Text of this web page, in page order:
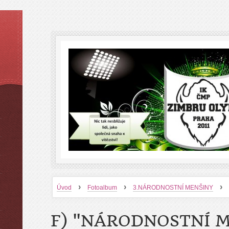
Úvod › Fotoalbum › 3.NÁRODNOSTNÍ MENŠINY ›
F) "NÁRODNOSTNÍ